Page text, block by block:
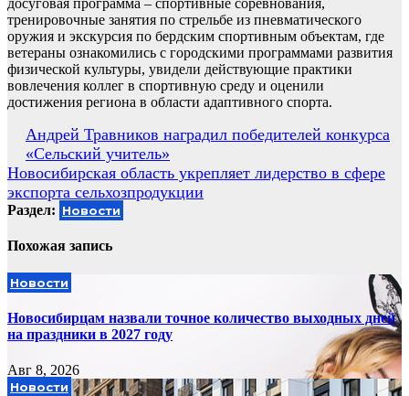
досуговая программа – спортивные соревнования,
тренировочные занятия по стрельбе из пневматического
оружия и экскурсия по бердским спортивным объектам, где
ветераны ознакомились с городскими программами развития
физической культуры, увидели действующие практики
вовлечения коллег в спортивную среду и оценили
достижения региона в области адаптивного спорта.
Навигация
по
записям
Андрей Травников наградил победителей конкурса
«Сельский учитель»
Новосибирская область укрепляет лидерство в сфере
экспорта сельхозпродукции
Раздел: Новости
Похожая запись
Новости
Новосибирцам назвали точное количество выходных дней
на праздники в 2027 году
Авг 8, 2026
Новости